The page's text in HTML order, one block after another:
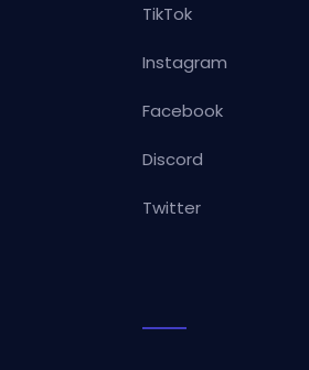
TikTok
Instagram
Facebook
Discord
Twitter